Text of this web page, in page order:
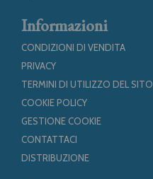
Informazioni
CONDIZIONI DI VENDITA
PRIVACY
TERMINI DI UTILIZZO DEL SITO
COOKIE POLICY
GESTIONE COOKIE
CONTATTACI
DISTRIBUZIONE